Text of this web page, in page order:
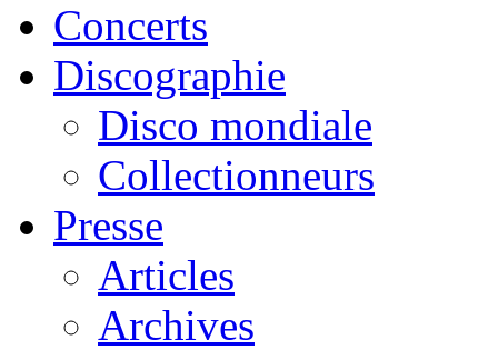
Concerts
Discographie
Disco mondiale
Collectionneurs
Presse
Articles
Archives